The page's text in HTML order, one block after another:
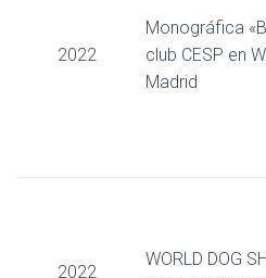
2022
Monográfica
club CESP en
Madrid
2022
WORLD DOG